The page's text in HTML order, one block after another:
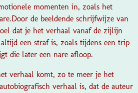
momenten in, zoals het
Door de beeldende schrijfwijze van
dat je het verhaal vanaf de zijlijn
een straf is, zoals tijdens een trip
die later een nare afloop.
verhaal komt, zo te meer je het
verhaal is, dat de auteur